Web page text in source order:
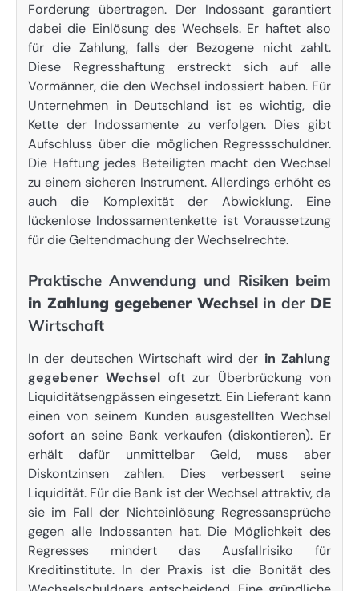
Forderung übertragen. Der Indossant garantiert
dabei die Einlösung des Wechsels. Er haftet also
für die Zahlung, falls der Bezogene nicht zahlt.
Diese Regresshaftung erstreckt sich auf alle
Vormänner, die den Wechsel indossiert haben. Für
Unternehmen in Deutschland ist es wichtig, die
Kette der Indossamente zu verfolgen. Dies gibt
Aufschluss über die möglichen Regressschuldner.
Die Haftung jedes Beteiligten macht den Wechsel
zu einem sicheren Instrument. Allerdings erhöht es
auch die Komplexität der Abwicklung. Eine
lückenlose Indossamentenkette ist Voraussetzung
für die Geltendmachung der Wechselrechte.
Praktische Anwendung und Risiken beim
in Zahlung gegebener Wechselin der DE
Wirtschaft
In der deutschen Wirtschaft wird der in Zahlung
gegebener Wechsel oft zur Überbrückung von
Liquiditätsengpässen eingesetzt. Ein Lieferant kann
einen von seinem Kunden ausgestellten Wechsel
sofort an seine Bank verkaufen (diskontieren). Er
erhält dafür unmittelbar Geld, muss aber
Diskontzinsen zahlen. Dies verbessert seine
Liquidität. Für die Bank ist der Wechsel attraktiv, da
sie im Fall der Nichteinlösung Regressansprüche
gegen alle Indossanten hat. Die Möglichkeit des
Regresses mindert das Ausfallrisiko für
Kreditinstitute. In der Praxis ist die Bonität des